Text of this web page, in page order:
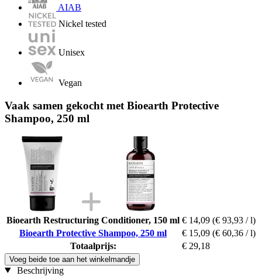
AIAB
Nickel tested
Unisex
Vegan
Vaak samen gekocht met Bioearth Protective
Shampoo, 250 ml
Bioearth Restructuring Conditioner, 150 ml € 14,09 (€ 93,93 / l)
Bioearth Protective Shampoo, 250 ml
€ 15,09 (€ 60,36 / l)
Totaalprijs:
€ 29,18
Voeg beide toe aan het winkelmandje
Beschrijving